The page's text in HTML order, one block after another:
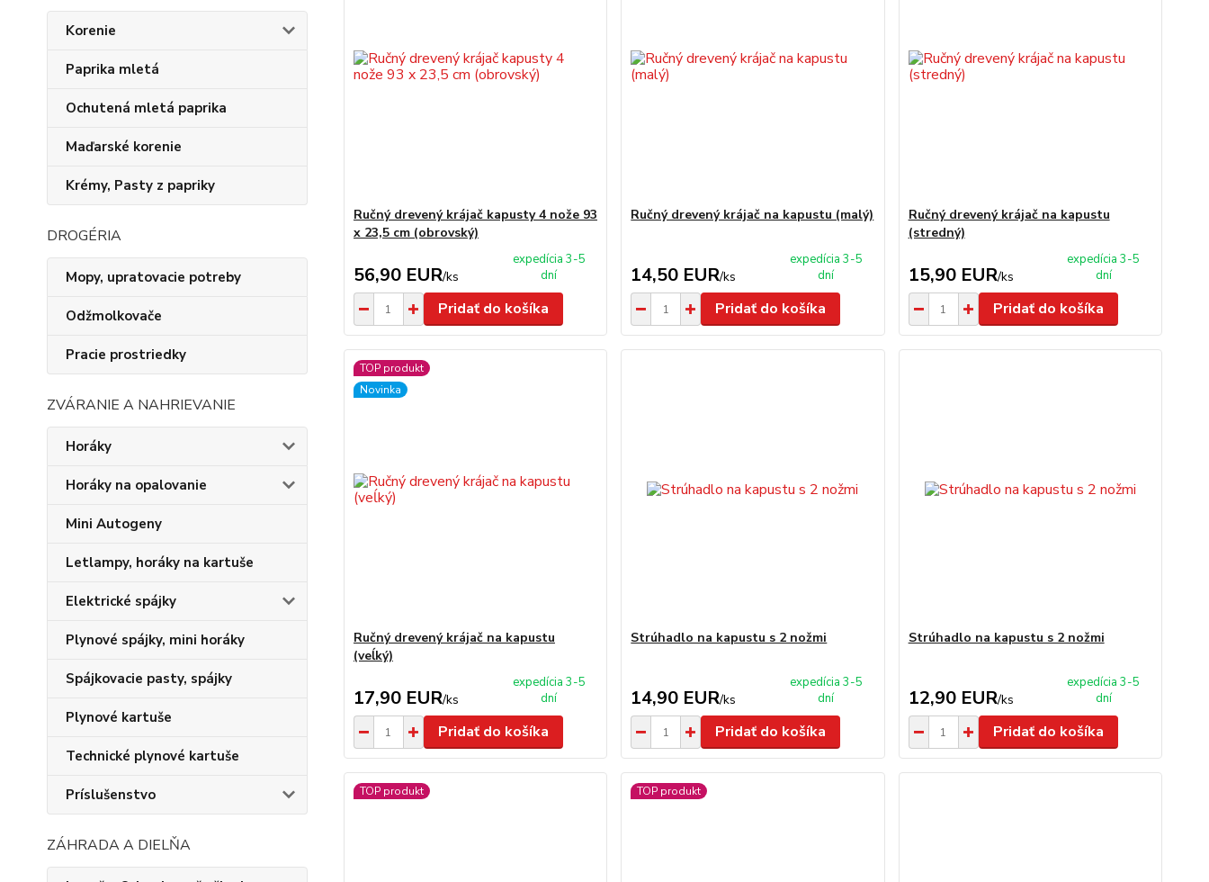
Korenie
Paprika mletá
Ochutená mletá paprika
Maďarské korenie
Krémy, Pasty z papriky
DROGÉRIA
Mopy, upratovacie potreby
Odžmolkovače
Pracie prostriedky
ZVÁRANIE A NAHRIEVANIE
Horáky
Horáky na opalovanie
Mini Autogeny
Letlampy, horáky na kartuše
Elektrické spájky
Plynové spájky, mini horáky
Spájkovacie pasty, spájky
Plynové kartuše
Technické plynové kartuše
Príslušenstvo
ZÁHRADA A DIELŇA
Ručný drevený krájač kapusty 4 nože 93
x 23,5 cm (obrovský)
56,90 EUR/ks
expedícia 3-5
dní
Pridať do košíka
Ručný drevený krájač na kapustu (malý)
14,50 EUR/ks
expedícia 3-5
dní
Pridať do košíka
Ručný drevený krájač na kapustu
(stredný)
15,90 EUR/ks
expedícia 3-5
dní
Pridať do košíka
TOP produkt
Novinka
Ručný drevený krájač na kapustu
(veĺký)
17,90 EUR/ks
expedícia 3-5
dní
Pridať do košíka
Strúhadlo na kapustu s 2 nožmi
14,90 EUR/ks
expedícia 3-5
dní
Pridať do košíka
Strúhadlo na kapustu s 2 nožmi
12,90 EUR/ks
expedícia 3-5
dní
Pridať do košíka
TOP produkt TOP produkt